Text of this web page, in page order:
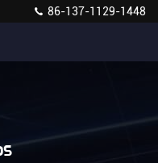
86-137-1129-1448